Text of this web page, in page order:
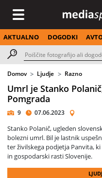
AKTUALNO DOGODKI
Domov Ljudje Razno
Umrl je Stanko
Pomgrada
9 07.06.2023
Stanko Polanič, ugleden
bolezni umrl. Bil je lastnik
ter živilskega podjetja Panvita,
in gospodarski rasti Slovenije.